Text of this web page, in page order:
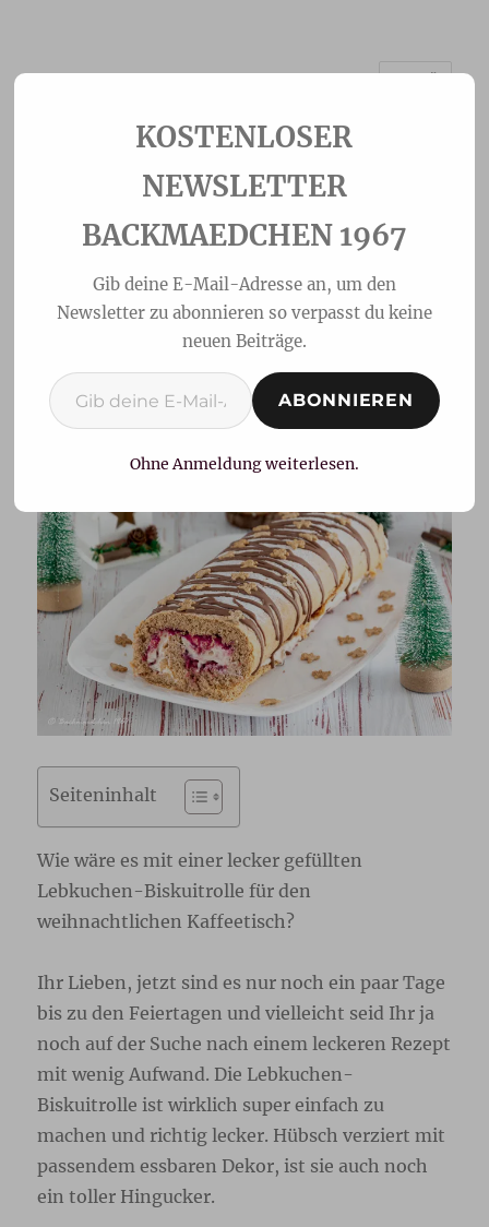
Lebkuchen-Biskuitrolle
Seiteninhalt
Wie wäre es mit einer lecker gefüllten
Lebkuchen-Biskuitrolle für den
weihnachtlichen Kaffeetisch?
Ihr Lieben, jetzt sind es nur noch ein paar Tage
bis zu den Feiertagen und vielleicht seid Ihr ja
noch auf der Suche nach einem leckeren Rezept
mit wenig Aufwand. Die Lebkuchen-
Biskuitrolle ist wirklich super einfach zu
machen und richtig lecker. Hübsch verziert mit
passendem essbaren Dekor, ist sie auch noch
ein toller Hingucker.
NEWSLETTER
BACKMAEDCHEN 1967
Gib deine E-Mail-Adresse an, um den
Newsletter zu abonnieren so verpasst du keine
neuen Beiträge.
Gib deine E-Mail-Adresse ein ...
ABONNIEREN
Ohne Anmeldung weiterlesen.